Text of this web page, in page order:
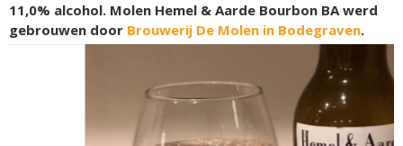
11,0% alcohol. Molen Hemel & Aarde Bourbon BA werd
gebrouwen door Brouwerij De Molen in Bodegraven.